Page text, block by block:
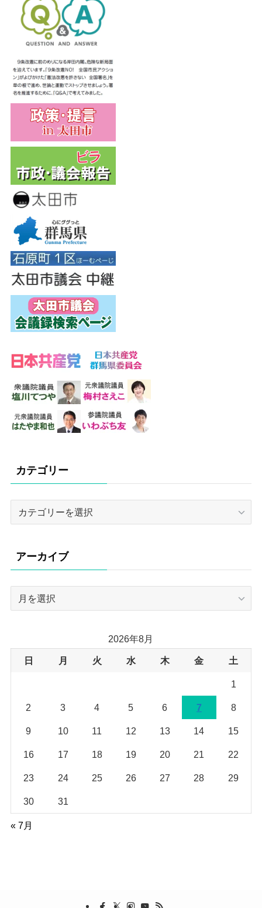
カテゴリー
リ
ー
アーカイブ
ブ
2026年8月
日 月 火 水 木 金 土
1
2 3 4 5 6 7 8
9 10 11 12 13 14 15
16 17 18 19 20 21 22
23 24 25 26 27 28 29
30 31
« 7月